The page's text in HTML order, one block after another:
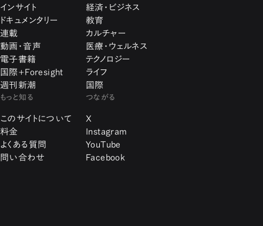
インサイト
ドキュメンタリー
連載
動画・音声
電子書籍
国際+Foresight
週刊新潮
経済・ビジネス
教育
カルチャー
医療・ウェルネス
テクノロジー
ライフ
国際
もっと知る
このサイトについて
料金
よくある質問
問い合わせ
つながる
X
Instagram
YouTube
Facebook